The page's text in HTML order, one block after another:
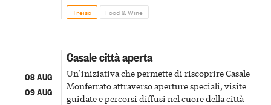
Treiso Food & Wine
08 AUG
09 AUG
Casale città aperta
Un’iniziativa che permette di riscoprire Casale
Monferrato attraverso aperture speciali, visite
guidate e percorsi diffusi nel cuore della città